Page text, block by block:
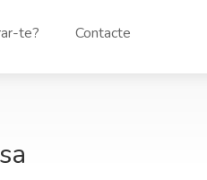
te? Contacte